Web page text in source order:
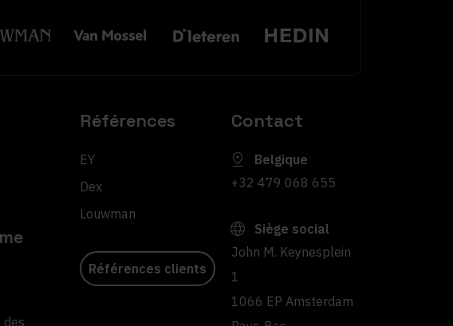
des
Références
EY
Dex
Louwman
Références clients
Contact
Belgique
+32 479 068 655
Siège social
John M. Keynesplein
1
1066 EP Amsterdam